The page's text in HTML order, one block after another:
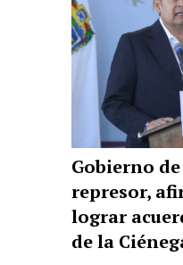
Gobierno
represor,
lograr
de la